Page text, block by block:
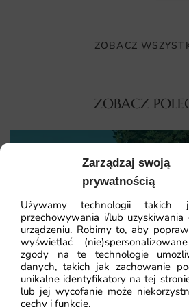
Zarządzaj swoją
prywatnością
Używamy technologii
przechowywania i/lub
urządzeniu. Robimy to, aby
wyświetlać
zgody na te technologie
danych, takich jak zachowanie
unikalne identyfikatory na tej
lub jej wycofanie może
cechy i funkcje.
unikniesz docinania, a kompozycja
do tapet flizelinowych nakładany na
oznaczone w kolejności, co skraca
początkującym.
Dlaczego warto wybrać tę
Fototapeta Złociste Palmy to
wyrazistym charakterze, które
pamięć. Pozwala szybko odmienić
generalnego remontu.
świetny pomysł na prezent z okazji
ZOBACZ
ZOBACZ
Fototapeta Spokój Pod Drzewem